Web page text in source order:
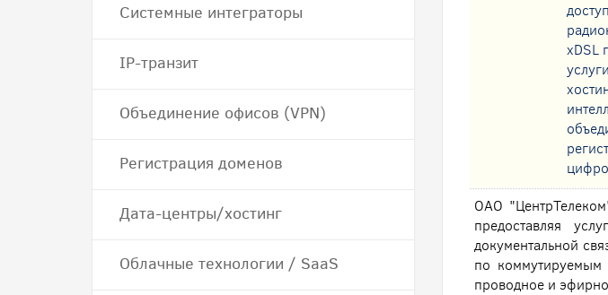
xDSL
ОАО
предоставляя
документальной
по коммутируемым
проводное и
Системные интеграторы
IP-транзит
Объединение офисов (VPN)
Регистрация доменов
Дата-центры/хостинг
Облачные технологии / SaaS